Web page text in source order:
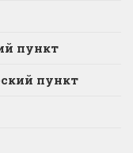
пункт
пункт